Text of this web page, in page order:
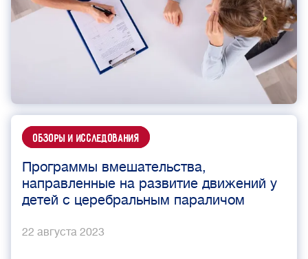
Обзоры и исследования
Программы вмешательства,
направленные на развитие движений у
детей с церебральным параличом
22 августа 2023